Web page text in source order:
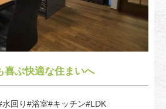
喜ぶ快適な住まいへ
水回り#浴室#キッチン#LDK